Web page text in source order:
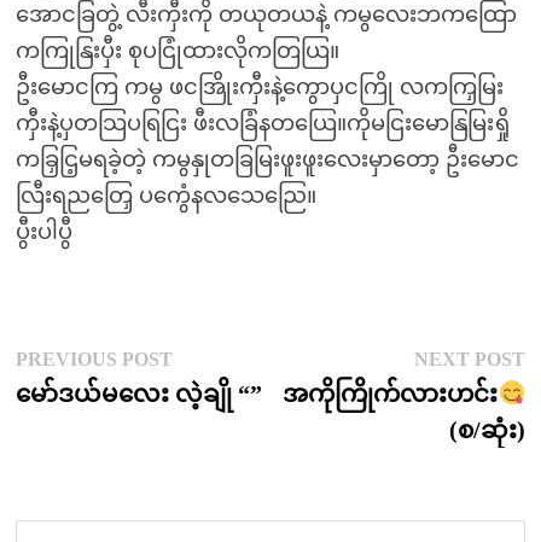
အောငခြတွဲ့ လီးကှီးကို တယုတယနဲ့ ကမွလေးဘကထြော
ကကြုနြးပှီး စုပငြုံထားလိုကတြယြ။
ဦးမောငကြ ကမွ ဖငအြိုးကှီးနဲ့ကွောပှငကြို လကကြှမြး
ကှီးနဲ့ပှတသြပရြငြး ဖီးလခြံနတယြေ။ကိုမငြးမောနြမြးရှို
ကခြှငြ့မရခဲ့တဲ့ ကမွနှုတခြမြးဖူးဖူးလေးမှာတော့ ဦးမောင
လြီးရညတြှေ ပကွေံနလသေညြေ။
ပွီးပါပွီ
Post
navigation
PREVIOUS POSTPrevious
post:
မော်ဒယ်မလေး လဲ့ချို “”
NEXT POST
အကိုကြိုက်လားဟင်း
(စ/ဆုံး)